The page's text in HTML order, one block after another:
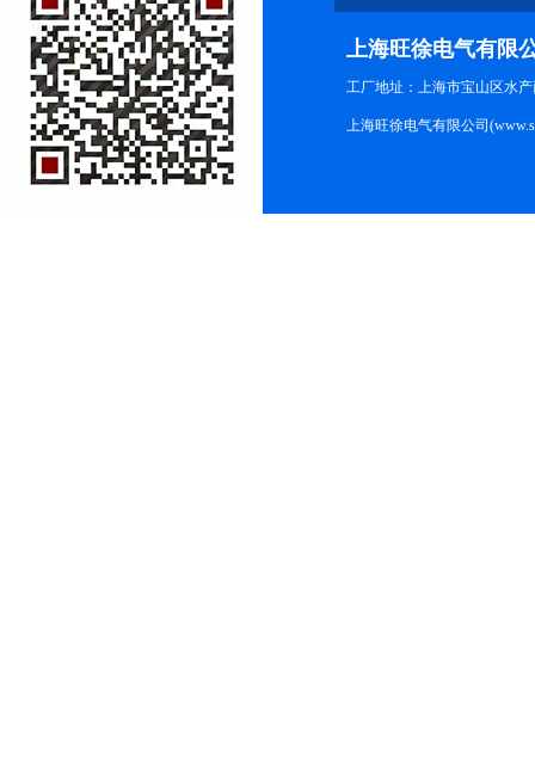
上海旺徐电气有限
工厂地址：上海市宝山区水产
上海旺徐电气有限公司